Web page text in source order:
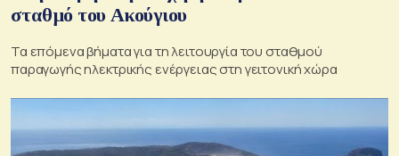
σταθμό του Ακούγιου
Τα επόμενα βήματα για τη λειτουργία του σταθμού
παραγωγής ηλεκτρικής ενέργειας στη γειτονική χώρα